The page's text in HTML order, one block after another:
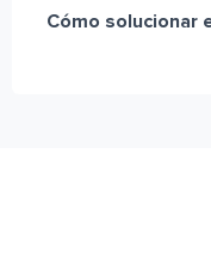
Cómo solucionar